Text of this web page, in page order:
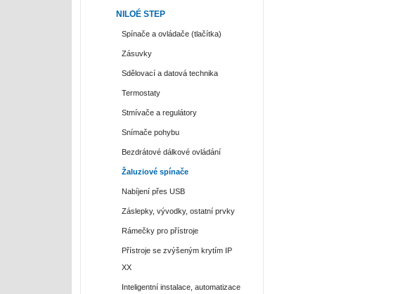
NILOÉ STEP
Spínače a ovládače (tlačítka)
Zásuvky
Sdělovací a datová technika
Termostaty
Stmívače a regulátory
Snímače pohybu
Bezdrátové dálkové ovládání
Žaluziové spínače
Nabíjení přes USB
Záslepky, vývodky, ostatní prvky
Rámečky pro přístroje
Přístroje se zvýšeným krytím IP
XX
Inteligentní instalace, automatizace